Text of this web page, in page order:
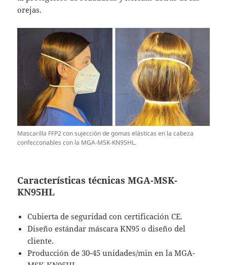
orejas.
Mascarilla FFP2 con sujección de gomas elásticas en la cabeza
confecconables con la MGA-MSK-KN95HL.
Características técnicas MGA-MSK-
KN95HL
Cubierta de seguridad con certificación CE.
Diseño estándar máscara KN95 o diseño del
cliente.
Producción de 30-45 unidades/min en la MGA-